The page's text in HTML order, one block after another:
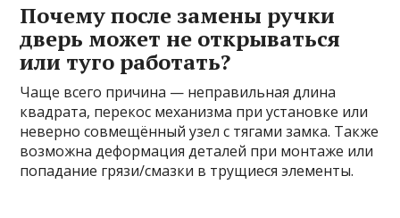
Почему после замены ручки
дверь может не открываться
или туго работать?
Чаще всего причина — неправильная длина
квадрата, перекос механизма при установке или
неверно совмещённый узел с тягами замка. Также
возможна деформация деталей при монтаже или
попадание грязи/смазки в трущиеся элементы.